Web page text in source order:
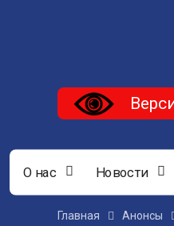
О нас Новости
Главная Анонсы